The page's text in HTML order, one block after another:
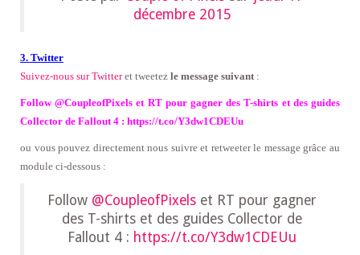
décembre 2015
3. Twitter
Suivez-nous sur Twitteret tweetez le message suivant :
Follow @CoupleofPixels et RT pour gagner des T-shirts et des guides
Collector de Fallout 4 : https://t.co/Y3dw1CDEUu
ou vous pouvez directement nous suivre et retweeter le message grâce au
module ci-dessous :
Follow @CoupleofPixels et RT pour gagner
des T-shirts et des guides Collector de
Fallout 4 : https://t.co/Y3dw1CDEUu